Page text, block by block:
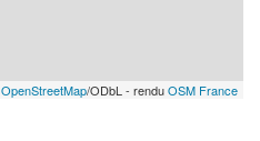
OpenStreetMap/ODbL - renduOSM France